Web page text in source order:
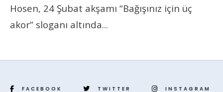
Hosen, 24 Şubat akşamı “Bağışınız için üç
akor” sloganı altında...
FACEBOOK TWITTER INSTAGRAM